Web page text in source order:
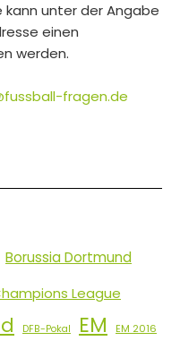
kann unter der Angabe
einen
werden.
fragen.de
Borussia Dortmund
League
DFB-Pokal EM EM 2016